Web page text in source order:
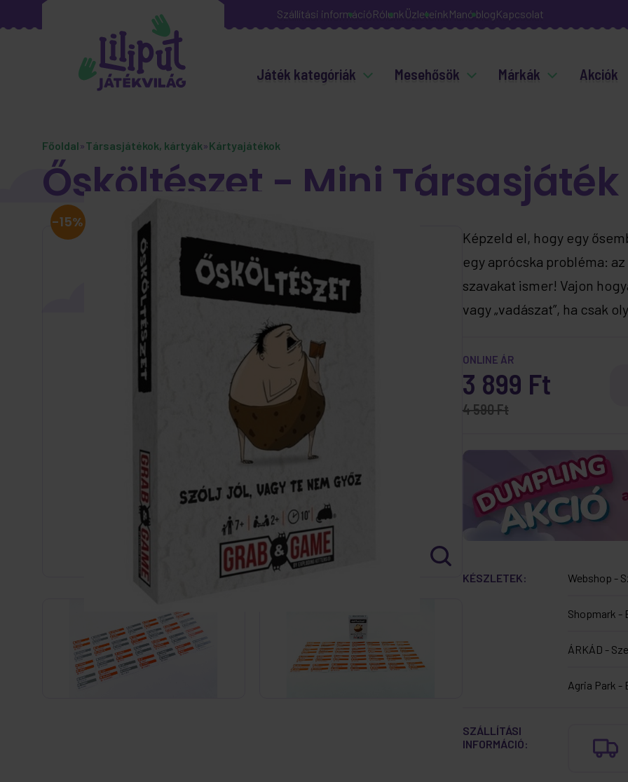
Szállítási információRólunk Üzleteink Manó blogKapcsolat
Játék kategóriák Mesehősök Márkák Akciók
Főoldal»Társasjátékok, kártyák»Kártyajátékok
Ősköltészet - Mini Társasjáték
-15%
Képzeld el, hogy egy
egy aprócska probléma:
szavakat ismer! Vajon
vagy „vadászat”, ha csak
ONLINE ÁR
3 899 Ft
4 590 Ft
KÉSZLETEK: Webshop -
Shopmark -
ÁRKÁD -
Agria Park -
SZÁLLÍTÁSI
INFORMÁCIÓ: